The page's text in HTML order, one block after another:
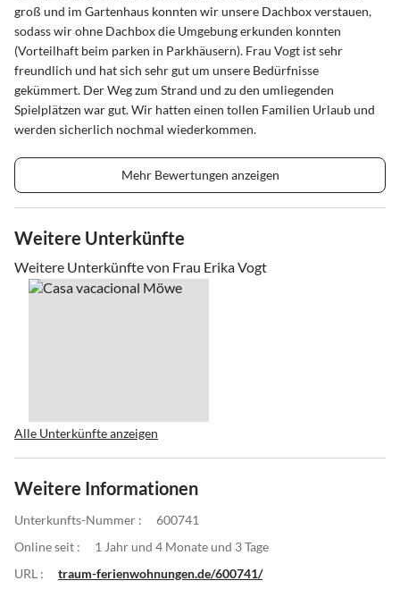
groß und im Gartenhaus konnten wir unsere Dachbox verstauen,
sodass wir ohne Dachbox die Umgebung erkunden konnten
(Vorteilhaft beim parken in Parkhäusern). Frau Vogt ist sehr
freundlich und hat sich sehr gut um unsere Bedürfnisse
gekümmert. Der Weg zum Strand und zu den umliegenden
Spielplätzen war gut. Wir hatten einen tollen Familien Urlaub und
werden sicherlich nochmal wiederkommen.
Mehr Bewertungen anzeigen
Weitere Unterkünfte
Weitere Unterkünfte von Frau Erika Vogt
Alle Unterkünfte anzeigen
Weitere Informationen
Unterkunfts-Nummer :
600741
Online seit :
1 Jahr und 4 Monate und 3 Tage
URL :
traum-ferienwohnungen.de/600741/